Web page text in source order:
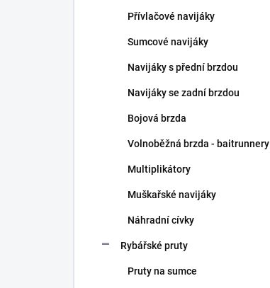
Přívlačové navijáky
Sumcové navijáky
Navijáky s přední brzdou
Navijáky se zadní brzdou
Bojová brzda
Volnoběžná brzda - baitrunnery
Multiplikátory
Muškařské navijáky
Náhradní cívky
Rybářské pruty
Pruty na sumce